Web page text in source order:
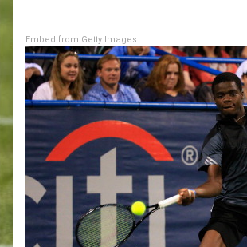
Embed from Getty Images